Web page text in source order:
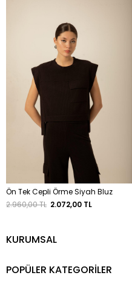
Ön Tek Cepli Örme Siyah Bluz
2.960,00 TL 2.072,00 TL
KURUMSAL
POPÜLER KATEGORİLER